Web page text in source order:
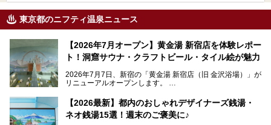
東京都のニフティ温泉ニュース
【2026年7月オープン】黄金湯 新宿店を体験レポー
ト！洞窟サウナ・クラフトビール・タイル絵が魅力
2026年7月7日、新宿の「黄金湯 新宿店（旧 金沢浴場）」が
リニューアルオープンします。
レトロでノスタルジックなタイル絵はそのまま、昔からここ
を知る地元の人にも、新しく足を運んでくれる人にも愛され
る、今の時代の"銭湯"として生まれ変わりました。洞窟のよ
【2026最新】都内のおしゃれデザイナーズ銭湯・
ネオ銭湯15選！週末のご褒美に♪